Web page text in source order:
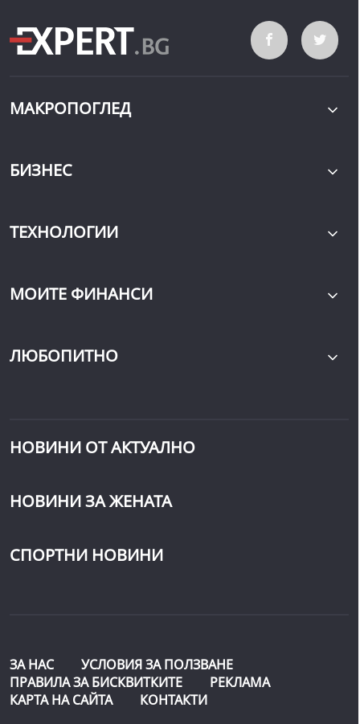
МАКРОПОГЛЕД
БИЗНЕС
ТЕХНОЛОГИИ
МОИТЕ ФИНАНСИ
ЛЮБОПИТНО
НОВИНИ ОТ АКТУАЛНО
НОВИНИ ЗА ЖЕНАТА
СПОРТНИ НОВИНИ
ЗА НАС
УСЛОВИЯ ЗА ПОЛЗВАНЕ
ПРАВИЛА ЗА БИСКВИТКИТЕ
РЕКЛАМА
КАРТА НА САЙТА
КОНТАКТИ